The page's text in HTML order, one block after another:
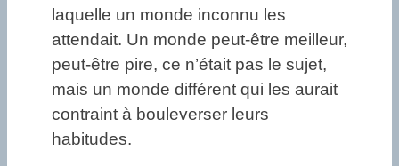
laquelle un monde inconnu les
attendait. Un monde peut-être meilleur,
peut-être pire, ce n’était pas le sujet,
mais un monde différent qui les aurait
contraint à bouleverser leurs
habitudes.